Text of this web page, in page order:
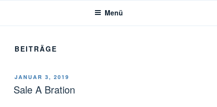
Menü
BEITRÄGE
VERÖFFENTLICHT
AM
JANUAR 3, 2019
Sale A Bration